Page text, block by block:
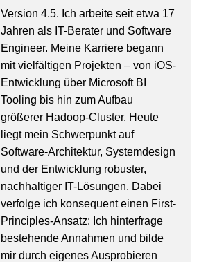
Version 4.5. Ich arbeite seit etwa 17
Jahren als IT-Berater und Software
Engineer. Meine Karriere begann
mit vielfältigen Projekten – von iOS-
Entwicklung über Microsoft BI
Tooling bis hin zum Aufbau
größerer Hadoop-Cluster. Heute
liegt mein Schwerpunkt auf
Software-Architektur, Systemdesign
und der Entwicklung robuster,
nachhaltiger IT-Lösungen. Dabei
verfolge ich konsequent einen First-
Principles-Ansatz: Ich hinterfrage
bestehende Annahmen und bilde
mir durch eigenes Ausprobieren